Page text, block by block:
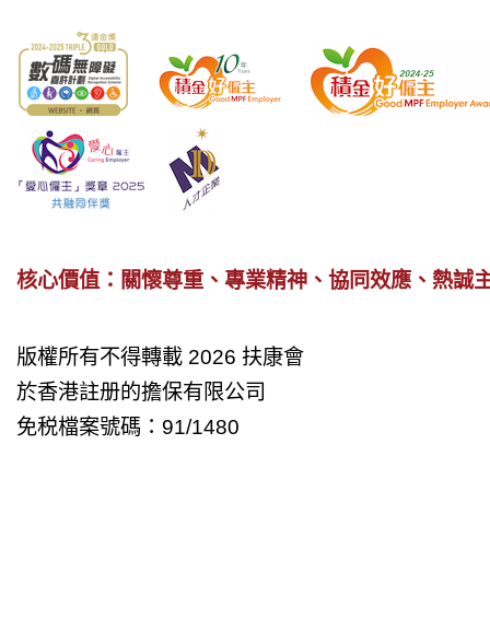
核心價值：關懷尊重、專業精神、協同效應、熱誠
版權所有不得轉載 2026 扶康會
於香港註册的擔保有限公司
免税檔案號碼：91/1480